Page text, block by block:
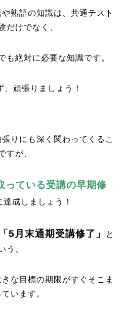
熟語の知識は、共通テスト
だけでなく、
も絶対に必要な知識です。
、頑張りましょう！
りにも深く関わってくるこ
すが、
っている受講の早期修
達成しましょう！
「5月末通期受講修了」
と
う、
な目標の期限がすぐそこま
います。